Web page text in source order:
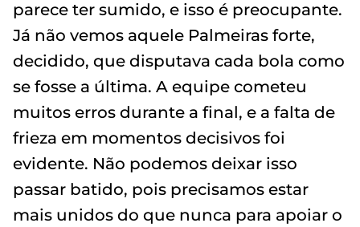
parece ter sumido, e isso é preocupante.
Já não vemos aquele Palmeiras forte,
decidido, que disputava cada bola como
se fosse a última. A equipe cometeu
muitos erros durante a final, e a falta de
frieza em momentos decisivos foi
evidente. Não podemos deixar isso
passar batido, pois precisamos estar
mais unidos do que nunca para apoiar o